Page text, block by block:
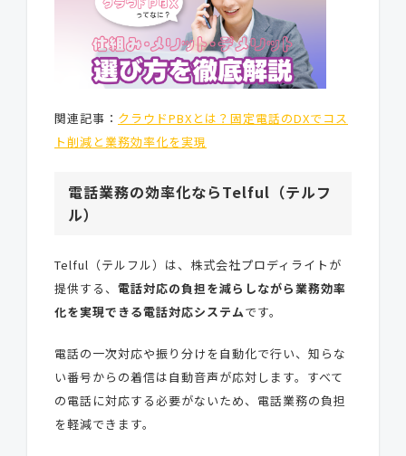
関連記事： クラウドPBXとは？固定電話のDXでコス
ト削減と業務効率化を実現
電話業務の効率化ならTelful（テルフ
ル）
Telful（テルフル）は、株式会社プロディライトが
提供する、 電話対応の負担を減らしながら業務効率
化を実現できる電話対応システムです。
電話の一次対応や振り分けを自動化で行い、知らな
い番号からの着信は自動音声が応対します。すべて
の電話に対応する必要がないため、電話業務の負担
を軽減できます。